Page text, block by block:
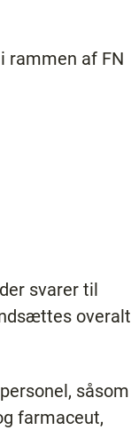
rammen af FN
svarer til
overalt
såsom
farmaceut,